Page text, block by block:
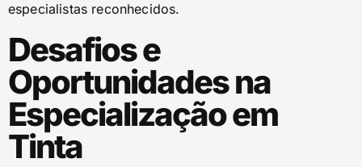
especialistas reconhecidos.
Desafios e
Oportunidades na
Especialização em
Tinta